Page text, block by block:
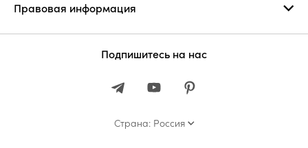
Правовая информация
Подпишитесь на нас
Страна: Россия